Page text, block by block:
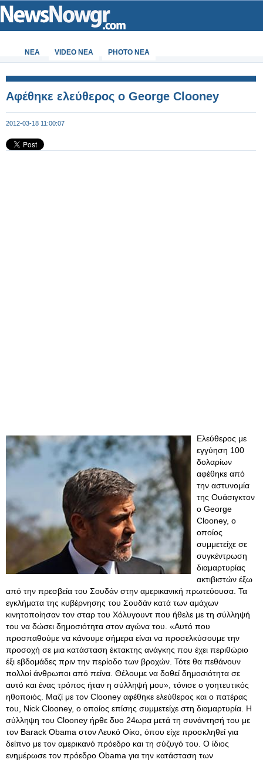
ΝΕΑ VIDEO NEA PHOTO NEA
Αφέθηκε ελεύθερος ο George Clooney
2012-03-18 11:00:07
Ελεύθερος με
εγγύηση 100
δολαρίων
αφέθηκε από
την αστυνομία
της Ουάσιγκτον
ο George
Clooney, ο
οποίος
συμμετείχε σε
συγκέντρωση
διαμαρτυρίας
ακτιβιστών έξω
από την πρεσβεία του Σουδάν στην αμερικανική πρωτεύουσα. Τα
εγκλήματα της κυβέρνησης του Σουδάν κατά των αμάχων
κινητοποίησαν τον σταρ του Χόλυγουντ που ήθελε με τη σύλληψή
του να δώσει δημοσιότητα στον αγώνα του. «Αυτό που
προσπαθούμε να κάνουμε σήμερα είναι να προσελκύσουμε την
προσοχή σε μια κατάσταση έκτακτης ανάγκης που έχει περιθώριο
έξι εβδομάδες πριν την περίοδο των βροχών. Τότε θα πεθάνουν
πολλοί άνθρωποι από πείνα. Θέλουμε να δοθεί δημοσιότητα σε
αυτό και ένας τρόπος ήταν η σύλληψή μου», τόνισε ο γοητευτικός
ηθοποιός. Μαζί με τον Clooney αφέθηκε ελεύθερος και ο πατέρας
του, Nick Clooney, ο οποίος επίσης συμμετείχε στη διαμαρτυρία. Η
σύλληψη του Clooney ήρθε δυο 24ωρα μετά τη συνάντησή του με
τον Barack Obama στον Λευκό Οίκο, όπου είχε προσκληθεί για
δείπνο με τον αμερικανό πρόεδρο και τη σύζυγό του. Ο ίδιος
ενημέρωσε τον πρόεδρο Obama για την κατάσταση των